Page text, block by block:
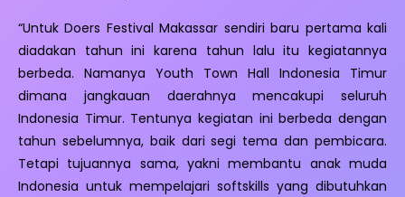
“Untuk Doers Festival Makassar sendiri baru pertama kali
diadakan tahun ini karena tahun lalu itu kegiatannya
berbeda. Namanya Youth Town Hall Indonesia Timur
dimana jangkauan daerahnya mencakupi seluruh
Indonesia Timur. Tentunya kegiatan ini berbeda dengan
tahun sebelumnya, baik dari segi tema dan pembicara.
Tetapi tujuannya sama, yakni membantu anak muda
Indonesia untuk mempelajari softskills yang dibutuhkan